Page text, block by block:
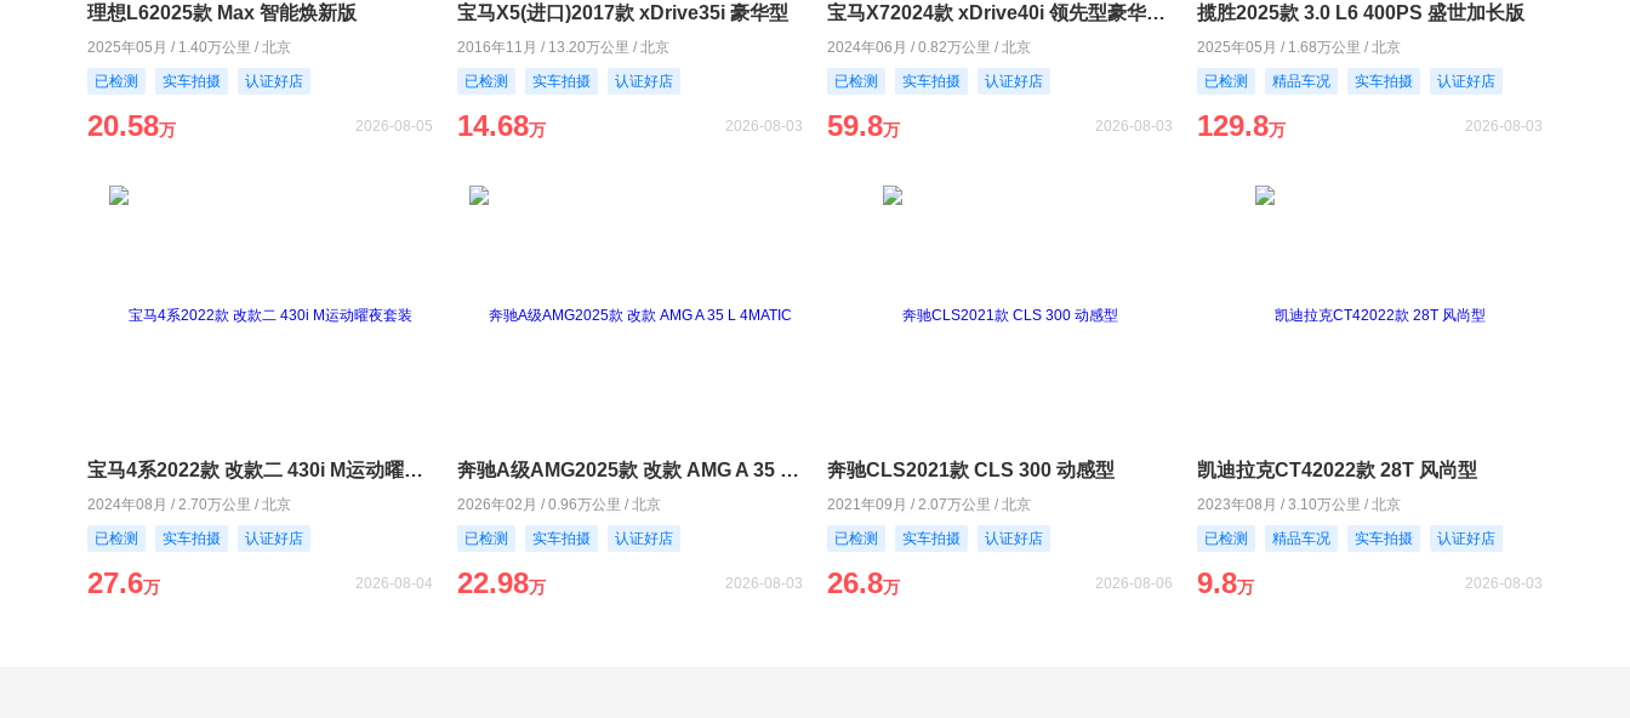
理想L62025款 Max 智能焕新版
2025年05月 / 1.40万公里 / 北京
已检测
实车拍摄 认证好店
20.58万 2026-08-05
宝马X5(进口)2017款 xDrive35i 豪华型
2016年11月 / 13.20万公里 / 北京
已检测
实车拍摄 认证好店
14.68万 2026-08-03
宝马X72024款 xDrive40i 领先型豪华套装
2024年06月 / 0.82万公里 / 北京
已检测
实车拍摄 认证好店
59.8万 2026-08-03
揽胜2025款 3.0 L6 400PS 盛世加长版
2025年05月 / 1.68万公里 / 北京
已检测
精品车况 实车拍摄 认证好店
129.8万 2026-08-03
宝马4系2022款 改款二 430i M运动曜夜套装
2024年08月 / 2.70万公里 / 北京
已检测
实车拍摄 认证好店
27.6万 2026-08-04
奔驰A级AMG2025款 改款 AMG A 35 L 4MATIC
2026年02月 / 0.96万公里 / 北京
已检测
实车拍摄 认证好店
22.98万 2026-08-03
奔驰CLS2021款 CLS 300 动感型
2021年09月 / 2.07万公里 / 北京
已检测
实车拍摄 认证好店
26.8万 2026-08-06
凯迪拉克CT42022款 28T 风尚型
2023年08月 / 3.10万公里 / 北京
已检测
精品车况 实车拍摄 认证好店
9.8万 2026-08-03